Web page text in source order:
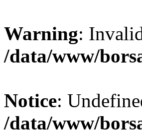
Warning:
/data/www/
Notice:
/data/www/